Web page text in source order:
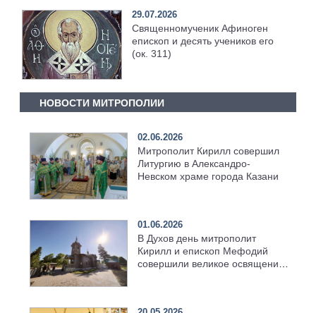
29.07.2026
Священномученик Афиноген
епископ и десять учеников его
(ок. 311)
НОВОСТИ МИТРОПОЛИИ
02.06.2026
Митрополит Кирилл совершил
Литургию в Александро-
Невском храме города Казани
01.06.2026
В Духов день митрополит
Кирилл и епископ Мефодий
совершили великое освящение